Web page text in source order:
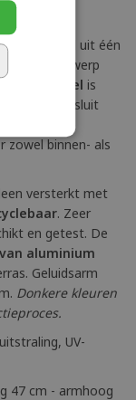
uit één
ontwerp
armstoel is
rugleuning sluit
breedte. De
zowel binnen- als
versterkt met
. Zeer
en getest. De
aluminium
Geluidsarm
Donkere kleuren
UV-
47 cm - armhoog